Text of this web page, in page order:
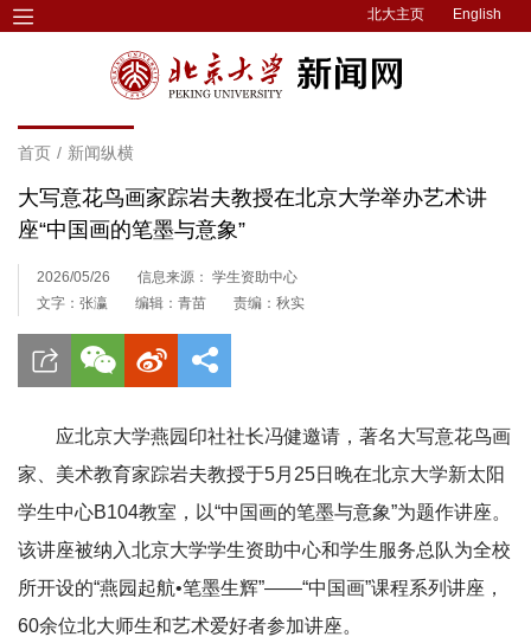
北大主页 English
首页 / 新闻纵横
大写意花鸟画家踪岩夫教授在北京大学举办艺术讲
座“中国画的笔墨与意象”
2026/05/26
信息来源： 学生资助中心
文字：张瀛
编辑：青苗 责编：秋实
应北京大学燕园印社社长冯健邀请，著名大写意花鸟画
家、美术教育家踪岩夫教授于5月25日晚在北京大学新太阳
学生中心B104教室，以“中国画的笔墨与意象”为题作讲座。
该讲座被纳入北京大学学生资助中心和学生服务总队为全校
所开设的“燕园起航•笔墨生辉”——“中国画”课程系列讲座，
60余位北大师生和艺术爱好者参加讲座。